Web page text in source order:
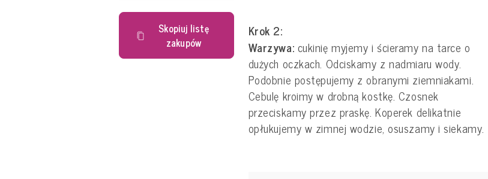
Skopiuj listę
zakupów
Krok 2:
Warzywa: cukinię myjemy i ścieramy na tarce o
dużych oczkach. Odciskamy z nadmiaru wody.
Podobnie postępujemy z obranymi ziemniakami.
Cebulę kroimy w drobną kostkę. Czosnek
przeciskamy przez praskę. Koperek delikatnie
opłukujemy w zimnej wodzie, osuszamy i siekamy.